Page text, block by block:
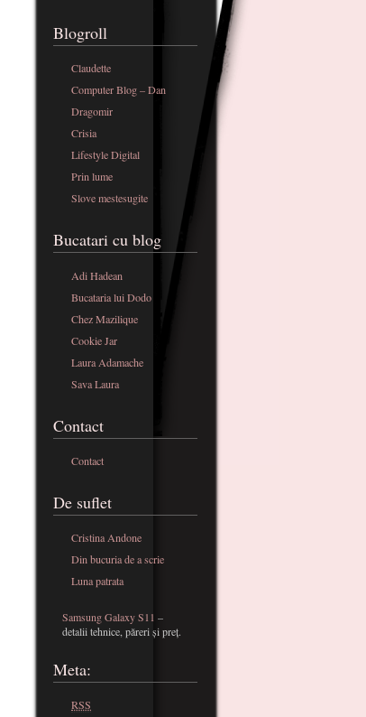
Blogroll
Claudette
Computer Blog – Dan
Dragomir
Crisia
Lifestyle Digital
Prin lume
Slove mestesugite
Bucatari cu blog
Adi Hadean
Bucataria lui Dodo
Chez Mazilique
Cookie Jar
Laura Adamache
Sava Laura
Contact
Contact
De suflet
Cristina Andone
Din bucuria de a scrie
Luna patrata
Samsung Galaxy S11 –
detalii tehnice, păreri și preț.
Meta:
RSS